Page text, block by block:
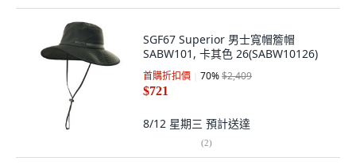
SGF67 Superior 男士寬帽簷帽
SABW101, 卡其色 26(SABW10126)
首購折扣價 70%$2,409
$721
8/12 星期三 預計送達
(2)